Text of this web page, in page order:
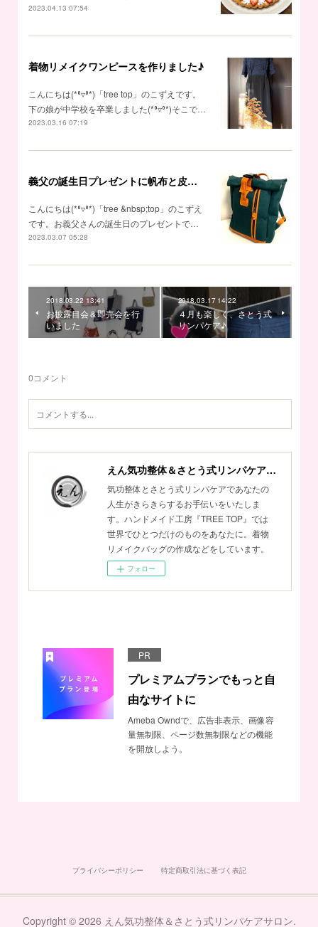
2023.04.13 07:54
着物リメイクワンピースを作りました♪
こんにちは(*⁰▿⁰*)「tree top」のこずえです。
下の娘が中学校を卒業しました(*⁰▿⁰*)そこで…
2023.03.16 07:19
義父の誕生日プレゼントに帆布と皮のリュックを作りました♪
こんにちは(*⁰▿⁰*)「tree &nbsp;top」のこずえ
です。お義父さんの誕生日のプレゼントで…
2023.03.07 05:28
2018.03.22 13:41
お披露目会＆即売会を行
いました
2018.03.17 14:22
４月も楽しく、さとう式
リンパケア♪
0コメント
えん気功整体＆さとう式リンパケアサロン
気功整体とさとう式リンパケアであなたの
人生がきらきらするお手伝いをいたしま
す。ハンドメイド工房『TREE TOP』では
世界でひとつだけのものをあなたに。着物
リメイクバッグの作成などをしています。
フォロー
PR
プレミアムプランでもっと自
由なサイトに
Ameba Owndで、広告非表示、画像容
量無制限、ページ数無制限などの機能
を開放しよう。
プライバシーポリシー 特定商取引法に基づく表記
Copyright © 2026 えん気功整体＆さとう式リンパケアサロン.